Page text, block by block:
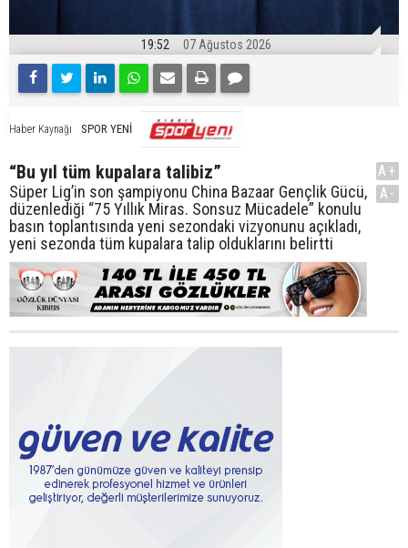
19:52 07 Ağustos 2026
Haber Kaynağı SPOR YENİ
“Bu yıl tüm kupalara talibiz”
Süper Lig’in son şampiyonu China Bazaar Gençlik Gücü,
düzenlediği “75 Yıllık Miras. Sonsuz Mücadele” konulu
basın toplantısında yeni sezondaki vizyonunu açıkladı,
yeni sezonda tüm kupalara talip olduklarını belirtti
A+
A-